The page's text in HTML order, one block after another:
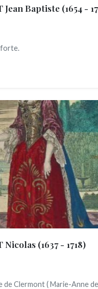
Jean Baptiste (1654 -
forte.
Nicolas (1637 - 1718)
de Clermont ( Marie-Anne